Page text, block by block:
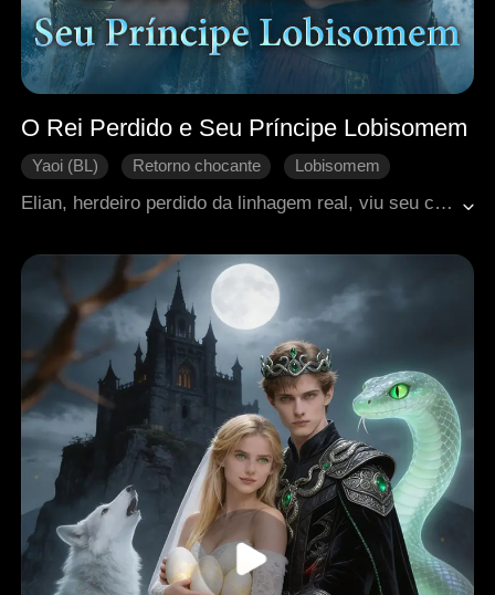
O Rei Perdido e Seu Príncipe Lobisomem
Yaoi (BL) Retorno chocante
Lobisomem
Elian, herdeiro perdido da linhagem real, viu seu clã ser massacrado na infância e foi vendido como escravo. Após despertar seu lobo, descobriu que Kael era seu companheiro predestinado, mas foi rejeitado por sua origem humilde. Então, o Príncipe Lycan Anthony sentiu o mesmo vínculo e levou Elian à ilha dos desafios reais. Envolvido nas disputas da realeza, Elian revelou a verdade sobre o massacre de sua família, quebrou uma antiga maldição e agora retorna para recuperar o trono roubado.